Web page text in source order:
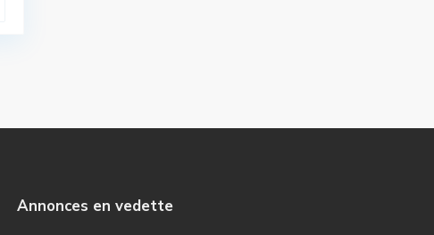
Annonces en vedette